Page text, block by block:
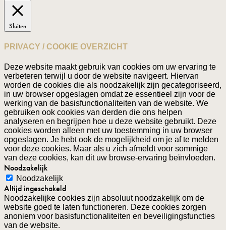
Sluiten
PRIVACY / COOKIE OVERZICHT
Deze website maakt gebruik van cookies om uw ervaring te
verbeteren terwijl u door de website navigeert. Hiervan
worden de cookies die als noodzakelijk zijn gecategoriseerd,
in uw browser opgeslagen omdat ze essentieel zijn voor de
werking van de basisfunctionaliteiten van de website. We
gebruiken ook cookies van derden die ons helpen
analyseren en begrijpen hoe u deze website gebruikt. Deze
cookies worden alleen met uw toestemming in uw browser
opgeslagen. Je hebt ook de mogelijkheid om je af te melden
voor deze cookies. Maar als u zich afmeldt voor sommige
van deze cookies, kan dit uw browse-ervaring beïnvloeden.
Noodzakelijk
Noodzakelijk
Altijd ingeschakeld
Noodzakelijke cookies zijn absoluut noodzakelijk om de
website goed te laten functioneren. Deze cookies zorgen
anoniem voor basisfunctionaliteiten en beveiligingsfuncties
van de website.